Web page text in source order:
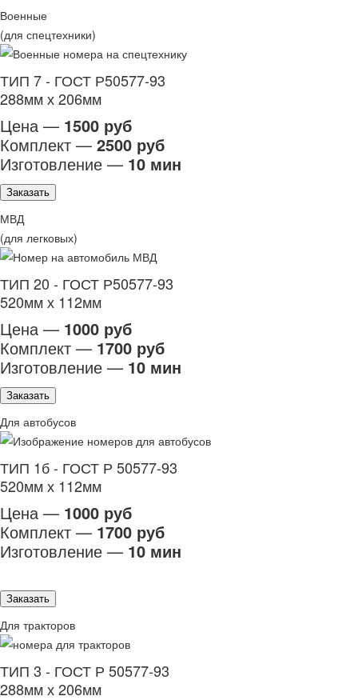
Военные
(для спецтехники)
ТИП 7 - ГОСТ Р50577-93
288мм х 206мм
Цена — 1500 руб
Комплект — 2500 руб
Изготовление — 10 мин
Заказать
МВД
(для легковых)
ТИП 20 - ГОСТ Р50577-93
520мм х 112мм
Цена — 1000 руб
Комплект — 1700 руб
Изготовление — 10 мин
Заказать
Для автобусов
ТИП 1б - ГОСТ Р 50577-93
520мм х 112мм
Цена — 1000 руб
Комплект — 1700 руб
Изготовление — 10 мин
Заказать
Для тракторов
ТИП 3 - ГОСТ Р 50577-93
288мм х 206мм